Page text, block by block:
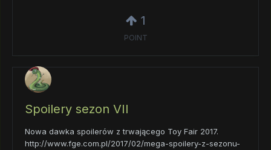
1
POINT
Spoilery sezon VII
Nowa dawka spoilerów z trwającego Toy Fair 2017.
http://www.fge.com.pl/2017/02/mega-spoilery-z-sezonu-